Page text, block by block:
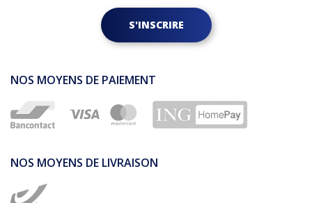
S'INSCRIRE
NOS MOYENS DE PAIEMENT
NOS MOYENS DE LIVRAISON